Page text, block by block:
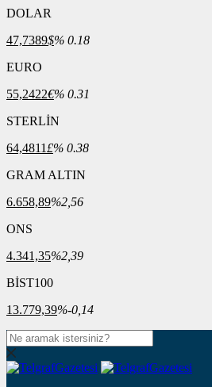
DOLAR
47,7389$% 0.18
EURO
55,2422€% 0.31
STERLİN
64,4811£% 0.38
GRAM ALTIN
6.658,89%2,56
ONS
4.341,35%2,39
BİST100
13.779,39%-0,14